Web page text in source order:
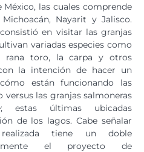
las cuales comprende
Nayarit y Jalisco.
en visitar las granjas
variadas especies como
rana toro, la carpa y otros
la intención de hacer un
están funcionando las
versus las granjas salmoneras
estas últimas ubicadas
de los lagos. Cabe señalar
tiene un doble
el proyecto de